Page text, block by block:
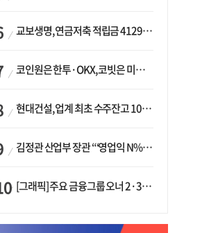
교보생명, 연금저축 적립금 4129억 증가 ‘1위’…KB라이프는 최대 감소율
코인원은 한투·OKX, 코빗은 미래에셋…중소 거래소 ‘금융 동맹’ 승부수
현대건설, 업계 최초 수주잔고 100조 돌파…하반기 ‘원전’ 수주 드라이브
김정관 산업부 장관 “‘영업익 N% 성과급’ 지급 반대…주주·투자자 이익 반해”
[그래픽] 주요 금융그룹 오너 2·3세 현황